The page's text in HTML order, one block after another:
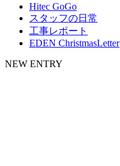
Hitec GoGo
スタッフの日常
工事レポート
EDEN ChristmasLetter
NEW ENTRY